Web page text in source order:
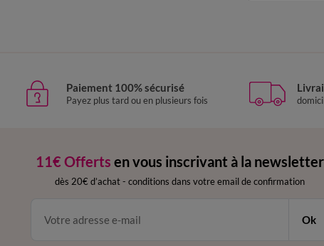
Paiement 100% sécurisé
Payez plus tard ou en plusieurs fois
11€ Offerts en vous inscrivant à la newsletter
dès 20€ d’achat - conditions dans votre email de confirmation
Ok